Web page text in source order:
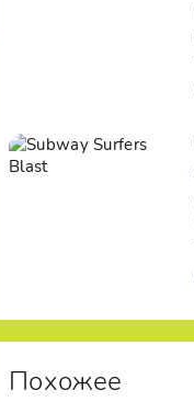
Похожее